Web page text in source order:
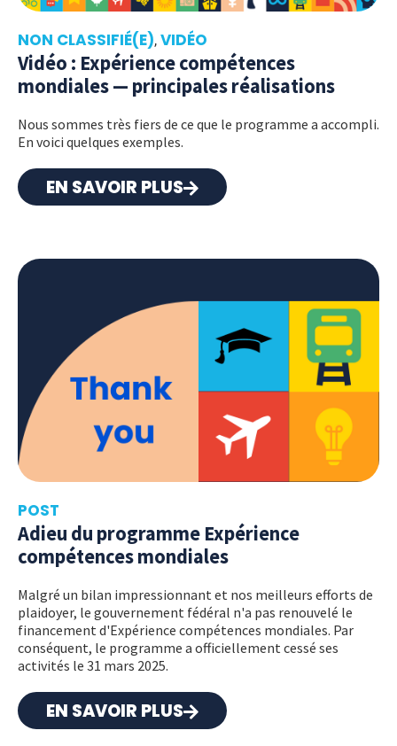
NON CLASSIFIÉ(E), VIDÉO
Vidéo : Expérience compétences
mondiales — principales réalisations
Nous sommes très fiers de ce que le programme a accompli.
En voici quelques exemples.
EN SAVOIR PLUS
POST
Adieu du programme Expérience
compétences mondiales
Malgré un bilan impressionnant et nos meilleurs efforts de
plaidoyer, le gouvernement fédéral n'a pas renouvelé le
financement d'Expérience compétences mondiales. Par
conséquent, le programme a officiellement cessé ses
activités le 31 mars 2025.
EN SAVOIR PLUS